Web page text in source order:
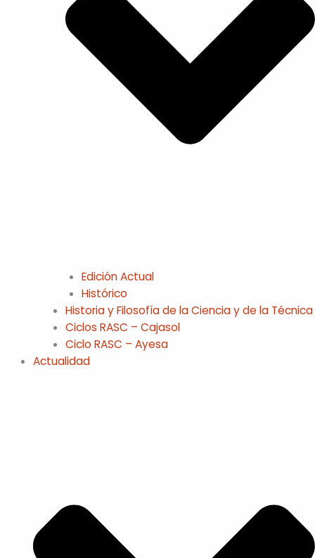
Edición Actual
Histórico
Historia y Filosofía de la Ciencia y de la Técnica
Ciclos RASC – Cajasol
Ciclo RASC – Ayesa
Actualidad